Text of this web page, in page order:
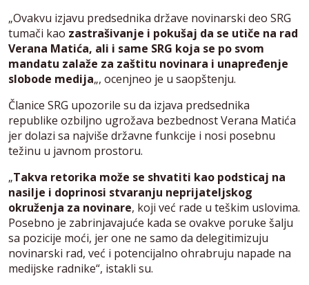
„Ovakvu izjavu predsednika države novinarski deo SRG
tumači kao zastrašivanje i pokušaj da se utiče na rad
Verana Matića, ali i same SRG koja se po svom
mandatu zalaže za zaštitu novinara i unapređenje
slobode medija„, ocenjneo je u saopštenju.
Članice SRG upozorile su da izjava predsednika
republike ozbiljno ugrožava bezbednost Verana Matića
jer dolazi sa najviše državne funkcije i nosi posebnu
težinu u javnom prostoru.
„Takva retorika može se shvatiti kao podsticaj na
nasilje i doprinosi stvaranju neprijateljskog
okruženja za novinare, koji već rade u teškim uslovima.
Posebno je zabrinjavajuće kada se ovakve poruke šalju
sa pozicije moći, jer one ne samo da delegitimizuju
novinarski rad, već i potencijalno ohrabruju napade na
medijske radnike“, istakli su.